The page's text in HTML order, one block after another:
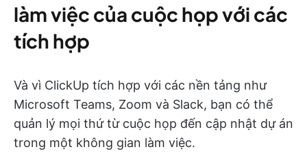
làm việc của cuộc họp với các
tích hợp
Và vì ClickUp tích hợp với các nền tảng như
Microsoft Teams, Zoom và Slack, bạn có thể
quản lý mọi thứ từ cuộc họp đến cập nhật dự án
trong một không gian làm việc.